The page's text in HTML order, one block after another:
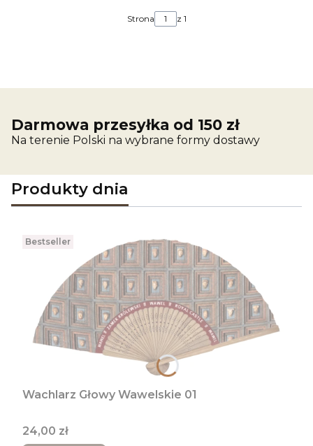
Strona z 1
Darmowa przesyłka od 150 zł
Na terenie Polski na wybrane formy dostawy
Produkty dnia
Bestseller
Wachlarz Głowy Wawelskie 01
Cena
24,00 zł